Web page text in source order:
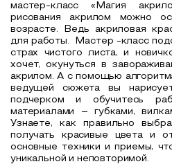
мастер-класс «Магия
рисования акрилом можно
возрасте. Ведь акриловая
для работы. Мастер -класс
страх чистого листа, и
хочет, окунуться в
акрилом. А с помощью
ведущей сюжета вы
подчерком и обучитесь
материалами – губками,
Узнаете, как правильно
получать красивые цвета и
основные техники и приемы,
уникальной и неповторимой.